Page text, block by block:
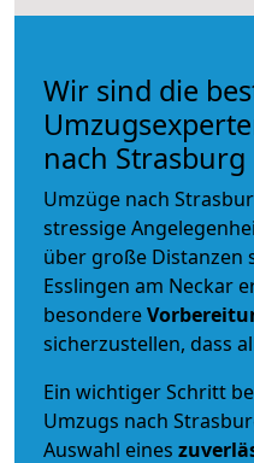
Wir sind die
nach
Umzüge nach
stressige
über große Distanzen
Esslingen am Neckar
besondere
sicherzustellen, dass
Ein wichtiger Schritt
Umzugs nach
Auswahl eines